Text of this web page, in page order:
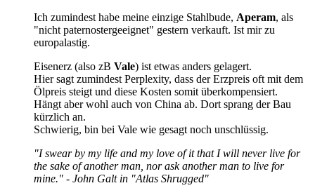
Ich zumindest habe meine einzige Stahlbude, Aperam, als
"nicht paternostergeeignet" gestern verkauft. Ist mir zu
europalastig.
Eisenerz (also zB Vale) ist etwas anders gelagert.
Hier sagt zumindest Perplexity, dass der Erzpreis oft mit dem
Ölpreis steigt und diese Kosten somit überkompensiert.
Hängt aber wohl auch von China ab. Dort sprang der Bau
kürzlich an.
Schwierig, bin bei Vale wie gesagt noch unschlüssig.
"I swear by my life and my love of it that I will never live for
the sake of another man, nor ask another man to live for
mine." - John Galt in "Atlas Shrugged"